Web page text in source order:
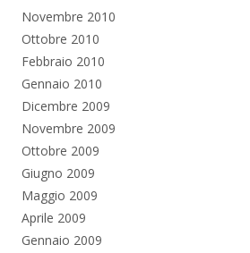
Novembre 2010
Ottobre 2010
Febbraio 2010
Gennaio 2010
Dicembre 2009
Novembre 2009
Ottobre 2009
Giugno 2009
Maggio 2009
Aprile 2009
Gennaio 2009